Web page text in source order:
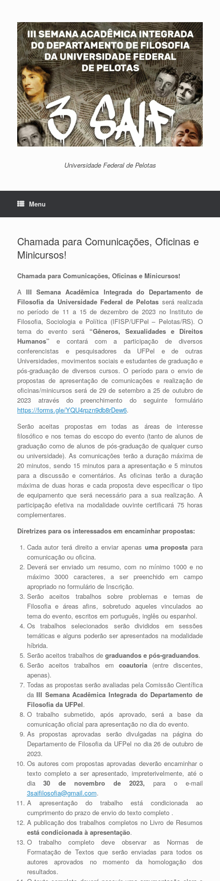
content
Universidade Federal de Pelotas
Menu
Chamada para Comunicações, Oficinas e
Minicursos!
Chamada para Comunicações, Oficinas e Minicursos!
AIII Semana Acadêmica Integrada do Departamento de
Filosofia da Universidade Federal de Pelotas será realizada
no período de 11 a 15 de dezembro de 2023 no Instituto de
Filosofia, Sociologia e Política (IFISP/UFPel – Pelotas/RS). O
tema do evento será “Gêneros, Sexualidades e Direitos
Humanos” e contará com a participação de diversos
conferencistas e pesquisadores da UFPel e de outras
Universidades, movimentos sociais e estudantes de graduação e
pós-graduação de diversos cursos. O período para o envio de
propostas de apresentação de comunicações e realização de
oficinas/minicursos será de 29 de setembro a 25 de outubro de
2023 através do preenchimento do seguinte formulário
https://forms.gle/YQU4rpzn9db8rDew6.
Serão aceitas propostas em todas as áreas de interesse
filosófico e nos temas do escopo do evento (tanto de alunos de
graduação como de alunos de pós-graduação de qualquer curso
ou universidade). As comunicações terão a duração máxima de
20 minutos, sendo 15 minutos para a apresentação e 5 minutos
para a discussão e comentários. As oficinas terão a duração
máxima de duas horas e cada proposta deve especificar o tipo
de equipamento que será necessário para a sua realização. A
participação efetiva na modalidade ouvinte certificará 75 horas
complementares.
Diretrizes para os interessados em encaminhar propostas:
Cada autor terá direito a enviar apenas uma proposta para
comunicação ou oficina.
Deverá ser enviado um resumo, com no mínimo 1000 e no
máximo 3000 caracteres, a ser preenchido em campo
apropriado no formulário de Inscrição.
Serão aceitos trabalhos sobre problemas e temas de
Filosofia e áreas afins, sobretudo aqueles vinculados ao
tema do evento, escritos em português, inglês ou espanhol.
Os trabalhos selecionados serão divididos em sessões
temáticas e alguns poderão ser apresentados na modalidade
híbrida.
Serão aceitos trabalhos de graduandos e pós-graduandos.
Serão aceitos trabalhos em coautoria(entre discentes,
apenas).
Todas as propostas serão avaliadas pela Comissão Científica
daIII Semana Acadêmica Integrada do Departamento de
Filosofia da UFPel.
O trabalho submetido, após aprovado, será a base da
comunicação oficial para apresentação no dia do evento.
As propostas aprovadas serão divulgadas na página do
Departamento de Filosofia da UFPel no dia 26 de outubro de
2023.
Os autores com propostas aprovadas deverão encaminhar o
texto completo a ser apresentado, impreterivelmente, até o
dia30 de novembro de 2023, para o e-mail
3saifilosofia@gmail.com.
A apresentação do trabalho está condicionada ao
cumprimento do prazo de envio do texto completo .
A publicação dos trabalhos completos no Livro de Resumos
está condicionada à apresentação.
O trabalho completo deve observar as Normas de
Formatação de Textos que serão enviadas para todos os
autores aprovados no momento da homologação dos
resultados.